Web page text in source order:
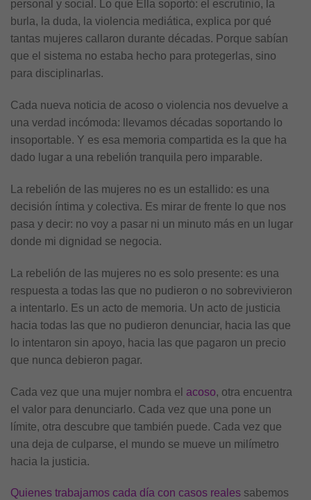
personal y social. Lo que Ella soportó: el escrutinio, la
burla, la duda, la violencia mediática, explica por qué
tantas mujeres callaron durante décadas. Porque sabían
que el sistema no estaba hecho para protegerlas, sino
para disciplinarlas.
Cada nueva noticia de acoso o violencia nos devuelve a
una verdad incómoda: llevamos décadas soportando lo
insoportable. Y es esa memoria compartida es la que ha
dado lugar a una rebelión tranquila pero imparable.
La rebelión de las mujeres no es un estallido: es una
decisión íntima y colectiva. Es mirar de frente lo que nos
pasa y decir: no voy a pasar ni un minuto más en un lugar
donde mi dignidad se negocia.
La rebelión de las mujeres no es solo presente: es una
respuesta a todas las que no pudieron o no sobrevivieron
a intentarlo. Es un acto de memoria. Un acto de justicia
hacia todas las que no pudieron denunciar, hacia las que
lo intentaron sin apoyo, hacia las que pagaron un precio
que nunca debieron pagar.
Cada vez que una mujer nombra el acoso, otra encuentra
el valor para denunciarlo. Cada vez que una pone un
límite, otra descubre que también puede. Cada vez que
una deja de culparse, el mundo se mueve un milímetro
hacia la justicia.
Quienes trabajamos cada día con casos reales sabemos